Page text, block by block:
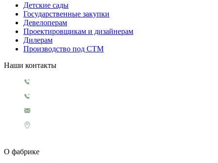
Детские сады
Государственные закупки
Девелоперам
Проектировщикам и дизайнерам
Дилерам
Производство под СТМ
Наши контакты
О фабрике